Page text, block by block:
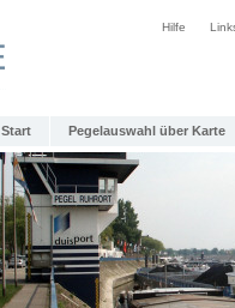
Hilfe
Start Pegelauswahl über Karte